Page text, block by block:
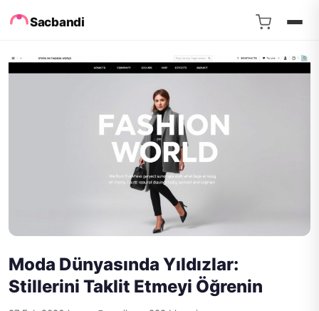
Sacbandi
Moda Dünyasında Yıldızlar:
Stillerini Taklit Etmeyi Öğrenin